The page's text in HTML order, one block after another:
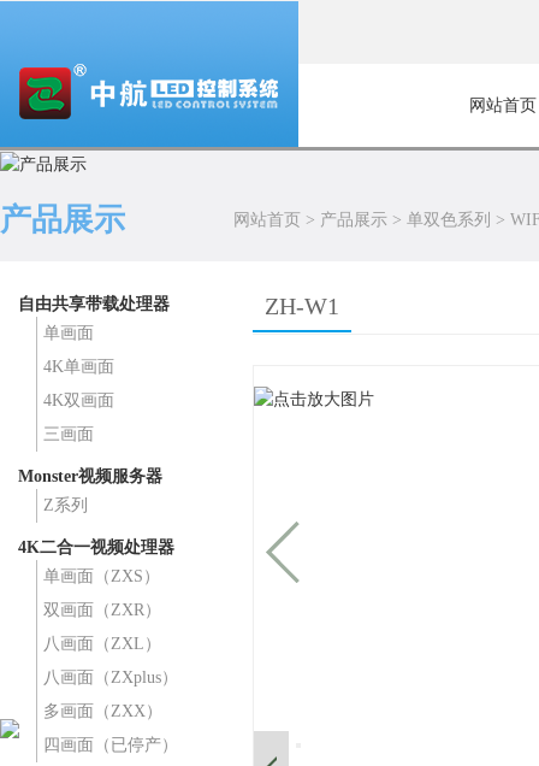
网站首页
产品展示 网站首页 > 产品展示 > 单双色系列 >
自由共享带载处理器
单画面
4K单画面
4K双画面
三画面
Monster视频服务器
Z系列
4K二合一视频处理器
单画面（ZXS）
双画面（ZXR）
八画面（ZXL）
八画面（ZXplus）
多画面（ZXX）
四画面（已停产）
ZH-W1